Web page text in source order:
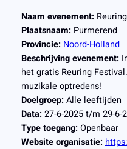
Naam evenement:
Plaatsnaam: Purmerend
Provincie: Noord-Holland
Beschrijving evenement:
het gratis Reuring
muzikale optredens!
Doelgroep: Alle leeftijden
Data: 27-6-2025 t/m 29-6-
Type toegang: Openbaar
Website organisatie: